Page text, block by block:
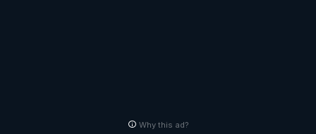
Why this ad?